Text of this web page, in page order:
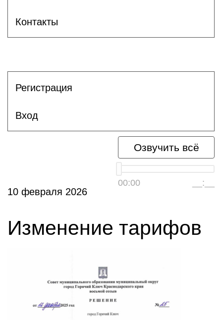
Контакты
Регистрация
Вход
Озвучить всё
00:00 __:__
10 февраля 2026
Изменение тарифов